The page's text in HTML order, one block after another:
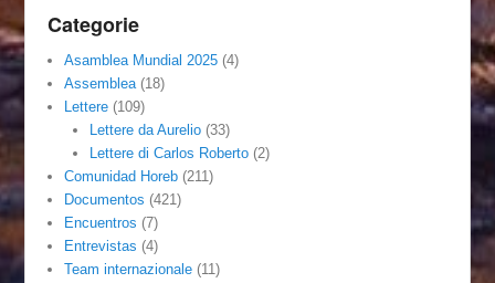
Categorie
Asamblea Mundial 2025 (4)
Assemblea (18)
Lettere (109)
Lettere da Aurelio(33)
Lettere di Carlos Roberto(2)
Comunidad Horeb (211)
Documentos (421)
Encuentros (7)
Entrevistas (4)
Team internazionale (11)